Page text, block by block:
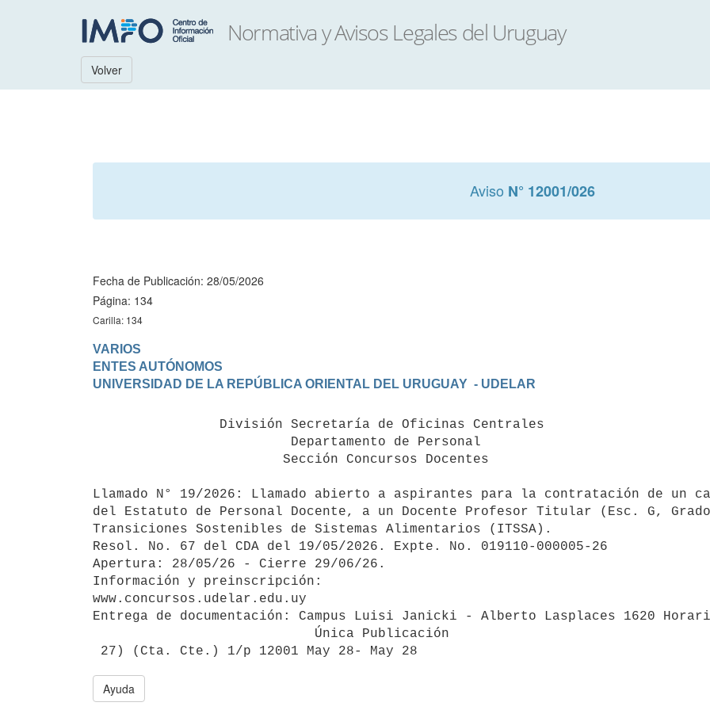
Volver
Aviso N° 12001/026
Fecha de Publicación: 28/05/2026
Página: 134
Carilla: 134
VARIOS
ENTES AUTÓNOMOS
Llamado N° 19/2026: Llamado abierto a aspirantes para la contratación de un
del Estatuto de Personal Docente, a un Docente Profesor Titular (Esc. G,
Transiciones Sostenibles de Sistemas Alimentarios (ITSSA).
Resol. No. 67 del CDA del 19/05/2026. Expte. No. 019110-000005-26
Apertura: 28/05/26 - Cierre 29/06/26.
Información y preinscripción:
www.concursos.udelar.edu.uy
Entrega de documentación: Campus Luisi Janicki - Alberto Lasplaces 1620
Ayuda